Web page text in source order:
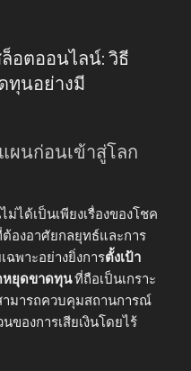
อตออนไลน์: วิธี
ทุนอย่างมี
ผนก่อนเข้าสู่โลก
ได้เป็นเพียงเรื่องของโชค
องอาศัยกลยุทธ์และการ
พาะอย่างยิ่งการตั้งเป้า
หยุดขาดทุนที่ถือเป็นเกราะ
มารถควบคุมสถานการณ์
ของการเสียเงินโดยไร้